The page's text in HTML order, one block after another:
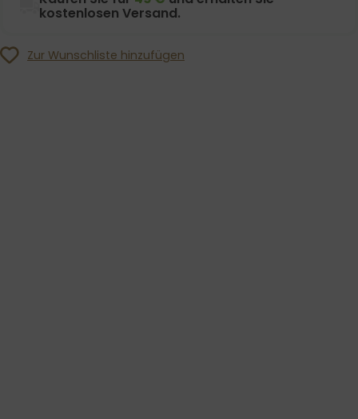
kostenlosen Versand.
Zur Wunschliste hinzufügen